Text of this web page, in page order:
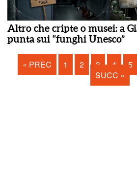
Altro che cripte o musei: a
punta sui “funghi Unesco”
« PREC 1 2 3 4 5
SUCC »